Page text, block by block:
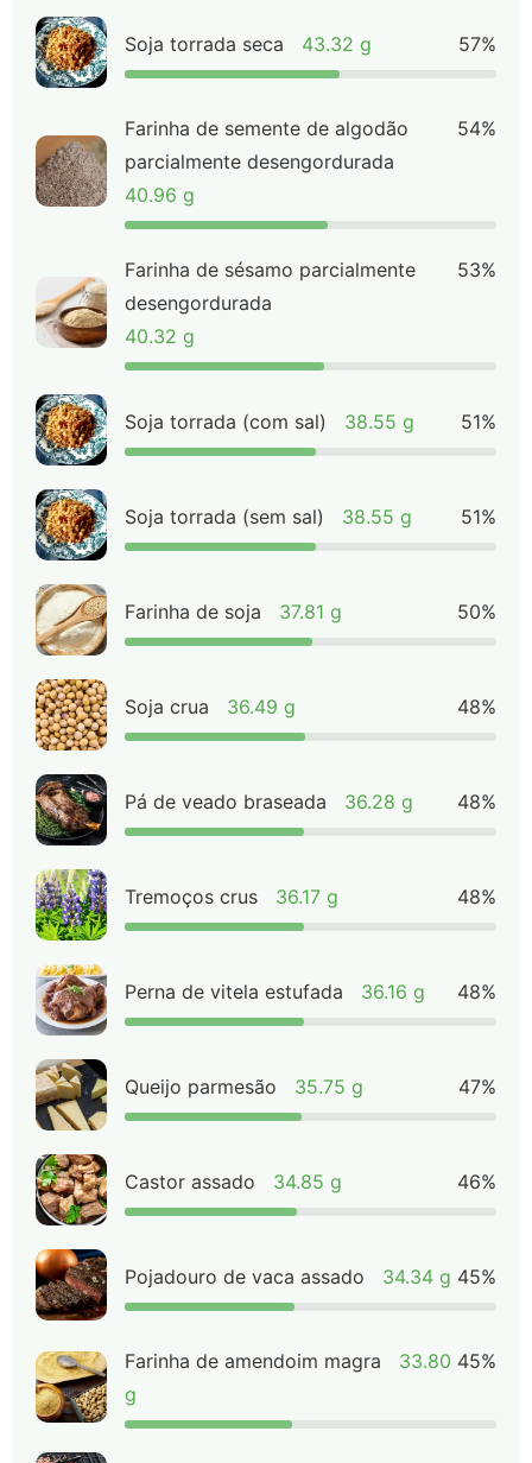
Soja torrada seca 43.32 g 57%
Farinha de semente de algodão
parcialmente desengordurada
40.96 g
54%
Farinha de sésamo parcialmente
desengordurada
40.32 g
53%
Soja torrada (com sal) 38.55 g 51%
Soja torrada (sem sal) 38.55 g 51%
Farinha de soja 37.81 g 50%
Soja crua 36.49 g 48%
Pá de veado braseada 36.28 g 48%
Tremoços crus 36.17 g 48%
Perna de vitela estufada 36.16 g 48%
Queijo parmesão 35.75 g 47%
Castor assado 34.85 g 46%
Pojadouro de vaca assado 34.34 g 45%
Farinha de amendoim magra
33.80
g
45%